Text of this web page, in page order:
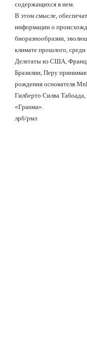
содержащихся в нем.
В этом смысле,
информации о
биоразнообразии,
климате прошлого,
Делегаты из США,
Бразилии, Перу
рождения основателя
Гилберто Силва Табоада,
«Гранма».
лрб/рмл